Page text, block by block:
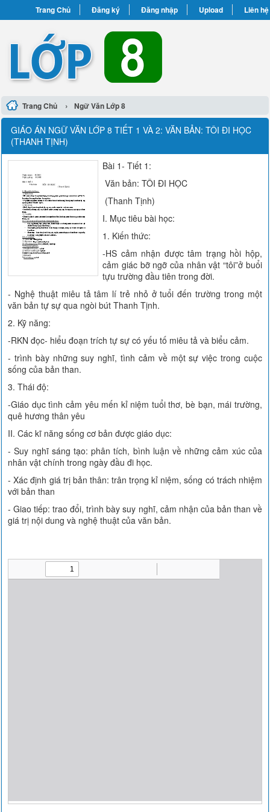
Trang Chủ Đăng ký Đăng nhập Upload Liên hệ
Trang Chủ › Ngữ Văn Lớp 8
GIÁO ÁN NGỮ VĂN LỚP 8 TIẾT 1 VÀ 2: VĂN BẢN: TÔI ĐI HỌC
(THANH TỊNH)
Bài 1- Tiết 1:
Văn bản: TÔI ĐI HỌC
(Thanh Tịnh)
I. Mục tiêu bài học:
1. Kiến thức:
-HS cảm nhận được tâm trạng hồi hộp,
cảm giác bỡ ngỡ của nhân vật “tôi”ở buổi
tựu trường đầu tiên trong đời.
- Nghệ thuật miêu tả tâm lí trẻ nhỏ ở tuổi đến trường trong một
văn bản tự sự qua ngòi bút Thanh Tịnh.
2. Kỹ năng:
-RKN đọc- hiểu đoạn trích tự sự có yếu tố miêu tả và biểu cảm.
- trình bày những suy nghĩ, tình cảm về một sự việc trong cuộc
sống của bản than.
3. Thái độ:
-Giáo dục tình cảm yêu mến kỉ niệm tuổi thơ, bè bạn, mái trường,
quê hương thân yêu
II. Các kĩ năng sống cơ bản được giáo dục:
- Suy nghĩ sáng tạo: phân tích, bình luận về những cảm xúc của
nhân vật chính trong ngày đầu đi học.
- Xác định giá trị bản thân: trân trọng kỉ niệm, sống có trách nhiệm
với bản than
- Giao tiếp: trao đổi, trình bày suy nghĩ, cảm nhận của bản than về
giá trị nội dung và nghệ thuật của văn bản.